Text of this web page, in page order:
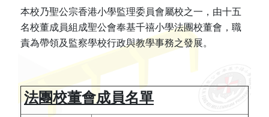
本校乃聖公宗香港小學監理委員會屬校之一，由十五
名校董成員組成聖公會奉基千禧小學法團校董會，職
責為帶領及監察學校行政與教學事務之發展。
法團校董會成員名單